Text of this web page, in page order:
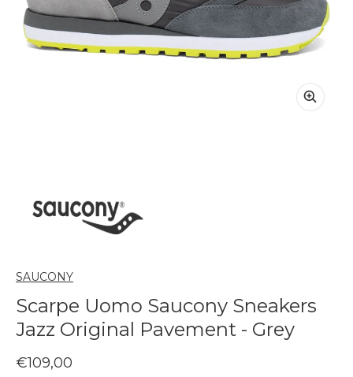
SAUCONY
Scarpe Uomo Saucony Sneakers
Jazz Original Pavement - Grey
Prezzo regolare
€109,00